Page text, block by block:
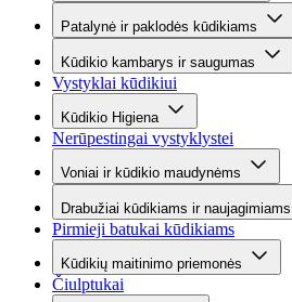
Patalynė ir paklodės kūdikiams
Kūdikio kambarys ir saugumas
Vystyklai kūdikiui
Kūdikio Higiena
Nerūpestingai vystyklystei
Voniai ir kūdikio maudynėms
Drabužiai kūdikiams ir naujagimiams
Pirmieji batukai kūdikiams
Kūdikių maitinimo priemonės
Čiulptukai